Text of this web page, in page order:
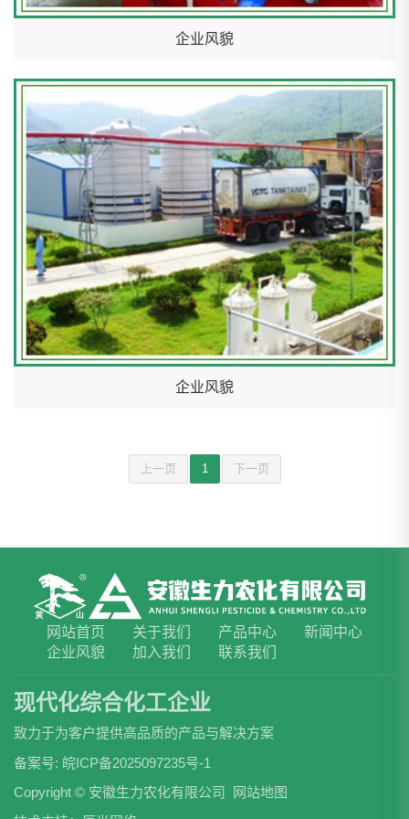
企业风貌
企业风貌
上一页 1 下一页
网站首页 关于我们 产品中心
新闻中心
企业风貌
加入我们 联系我们
现代化综合化工企业
致力于为客户提供高品质的产品与解决方案
备案号: 皖ICP备2025097235号-1
Copyright © 安徽生力农化有限公司
网站地图